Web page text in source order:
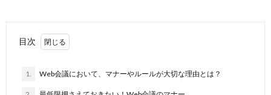
目次
1. Web会議において、マナーやルールが大切な理由とは？